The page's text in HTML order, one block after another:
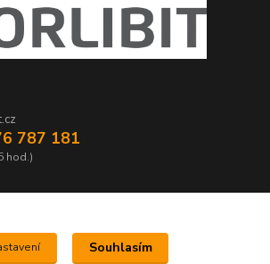
787 181
hod.)
Souhlasím